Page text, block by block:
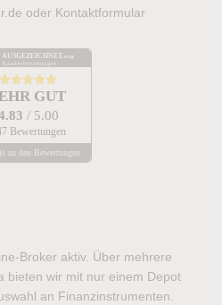
oder Kontaktformular
AUSGEZEICHNET .org
Kundenbewertungen
GUT
/ 5.00
Bewertungen
zu den Bewertungen
Broker aktiv. Über mehrere
bieten wir mit nur einem Depot
an Finanzinstrumenten.